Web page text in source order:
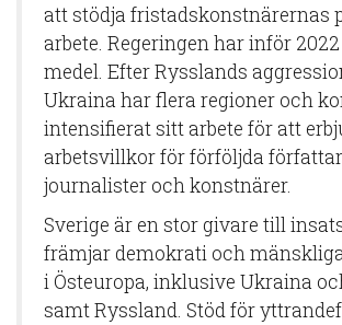
att stödja fristadskonstnärernas
arbete. Regeringen har inför
medel. Efter Rysslands
Ukraina har flera regioner och
intensifierat sitt arbete för att
arbetsvillkor för förföljda
journalister och konstnärer.
Sverige är en stor givare till
främjar demokrati och
i Östeuropa, inklusive Ukraina
samt Ryssland. Stöd för